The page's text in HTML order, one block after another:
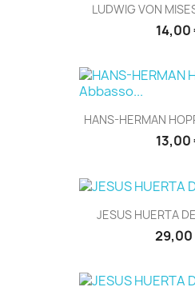
LUDWIG VON
14,00
HANS-HERMAN
13,00
JESUS HUERTA
29,00